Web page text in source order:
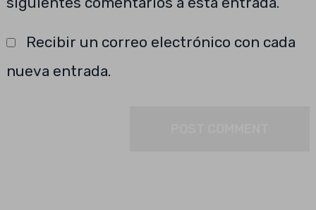
Recibir un correo electrónico con cada
nueva entrada.